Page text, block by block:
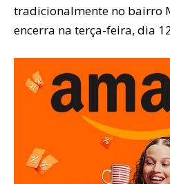
tradicionalmente no bairro
encerra na terça-feira, dia